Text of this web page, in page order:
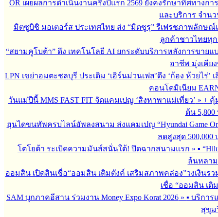
OR เผยผลการดำเนินงานครึ่งปีแรก 2569 ยังคงรักษาทิศทางกา
และบริการ จำนว
มิตซูบิชิ มอเตอร์ส ประเทศไทย ส่ง “มิตซูรุ” รีเฟรชภาพลักษณ์
ลูกค้าชาวไทยทุก
“สยามคูโบต้า” ดึง เทคโนโลยี AI ยกระดับบริการหลังการขาย
อาชีพ มุ่งเคีย
LPN เขย่าอมตะชลบุรี ประเดิม ‘เอิร์นม่วนเฟส’ดึง ‘ก้อง ห้วยไร่’
คอนโดมิเนียม
วันแม่ปีนี้ MMS FAST FIT จัดแคมเปญ ‘สิงหาพาแม่เที่ยว’ » + คุ้
ต้น
ฮุนไดขนทัพครบไลน์อัพลงสนาม ส่งแคมเปญ “Hyundai Game
ลดสูงสุด 500,000
โตโยต้า ระเบิดความมันส์สนั่นใต้! ปิดฉากสนามแรก » ▪︎
ล้นหลาม
ออมสิน เปิดสินเชื่อ“ออมสิน เติมตังค์ เสริมสภาพคล่อง”วงเงินรว
เชื่อ “ออมสิน เติ
SAM บุกภาคอีสาน ร่วมงาน Money Expo Korat 2026» ▪︎ บริกา
สุขุม